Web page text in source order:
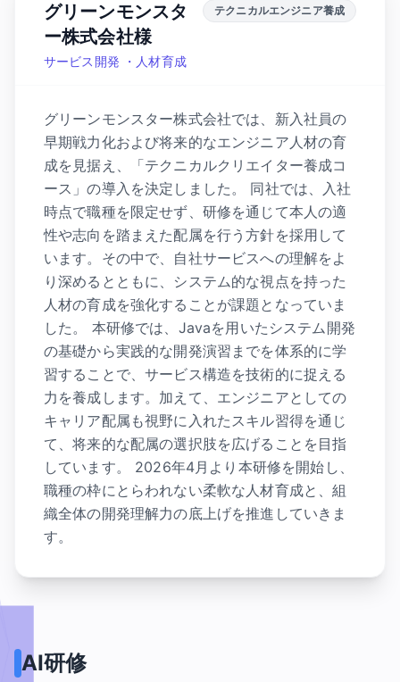
グリーンモンスタ
ー株式会社様
サービス開発 ・人材育成
テクニカルエンジニア養成
グリーンモンスター株式会社では、新入社員の
早期戦力化および将来的なエンジニア人材の育
成を見据え、「テクニカルクリエイター養成コ
ース」の導入を決定しました。 同社では、入社
時点で職種を限定せず、研修を通じて本人の適
性や志向を踏まえた配属を行う方針を採用して
います。その中で、自社サービスへの理解をよ
り深めるとともに、システム的な視点を持った
人材の育成を強化することが課題となっていま
した。 本研修では、Javaを用いたシステム開発
の基礎から実践的な開発演習までを体系的に学
習することで、サービス構造を技術的に捉える
力を養成します。加えて、エンジニアとしての
キャリア配属も視野に入れたスキル習得を通じ
て、将来的な配属の選択肢を広げることを目指
しています。 2026年4月より本研修を開始し、
職種の枠にとらわれない柔軟な人材育成と、組
織全体の開発理解力の底上げを推進していきま
す。
AI研修